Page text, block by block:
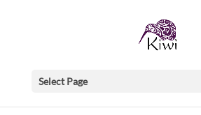
Select Page